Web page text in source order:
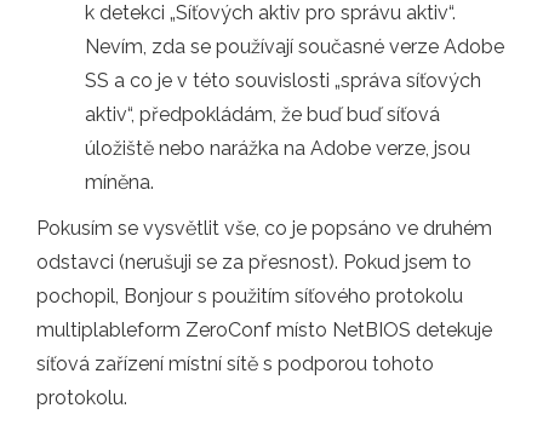
k detekci „Síťových aktiv pro správu aktiv“.
Nevím, zda se používají současné verze Adobe
SS a co je v této souvislosti „správa síťových
aktiv“, předpokládám, že buď buď síťová
úložiště nebo narážka na Adobe verze, jsou
míněna.
Pokusím se vysvětlit vše, co je popsáno ve druhém
odstavci (nerušuji se za přesnost). Pokud jsem to
pochopil, Bonjour s použitím síťového protokolu
multiplableform ZeroConf místo NetBIOS detekuje
síťová zařízení místní sítě s podporou tohoto
protokolu.